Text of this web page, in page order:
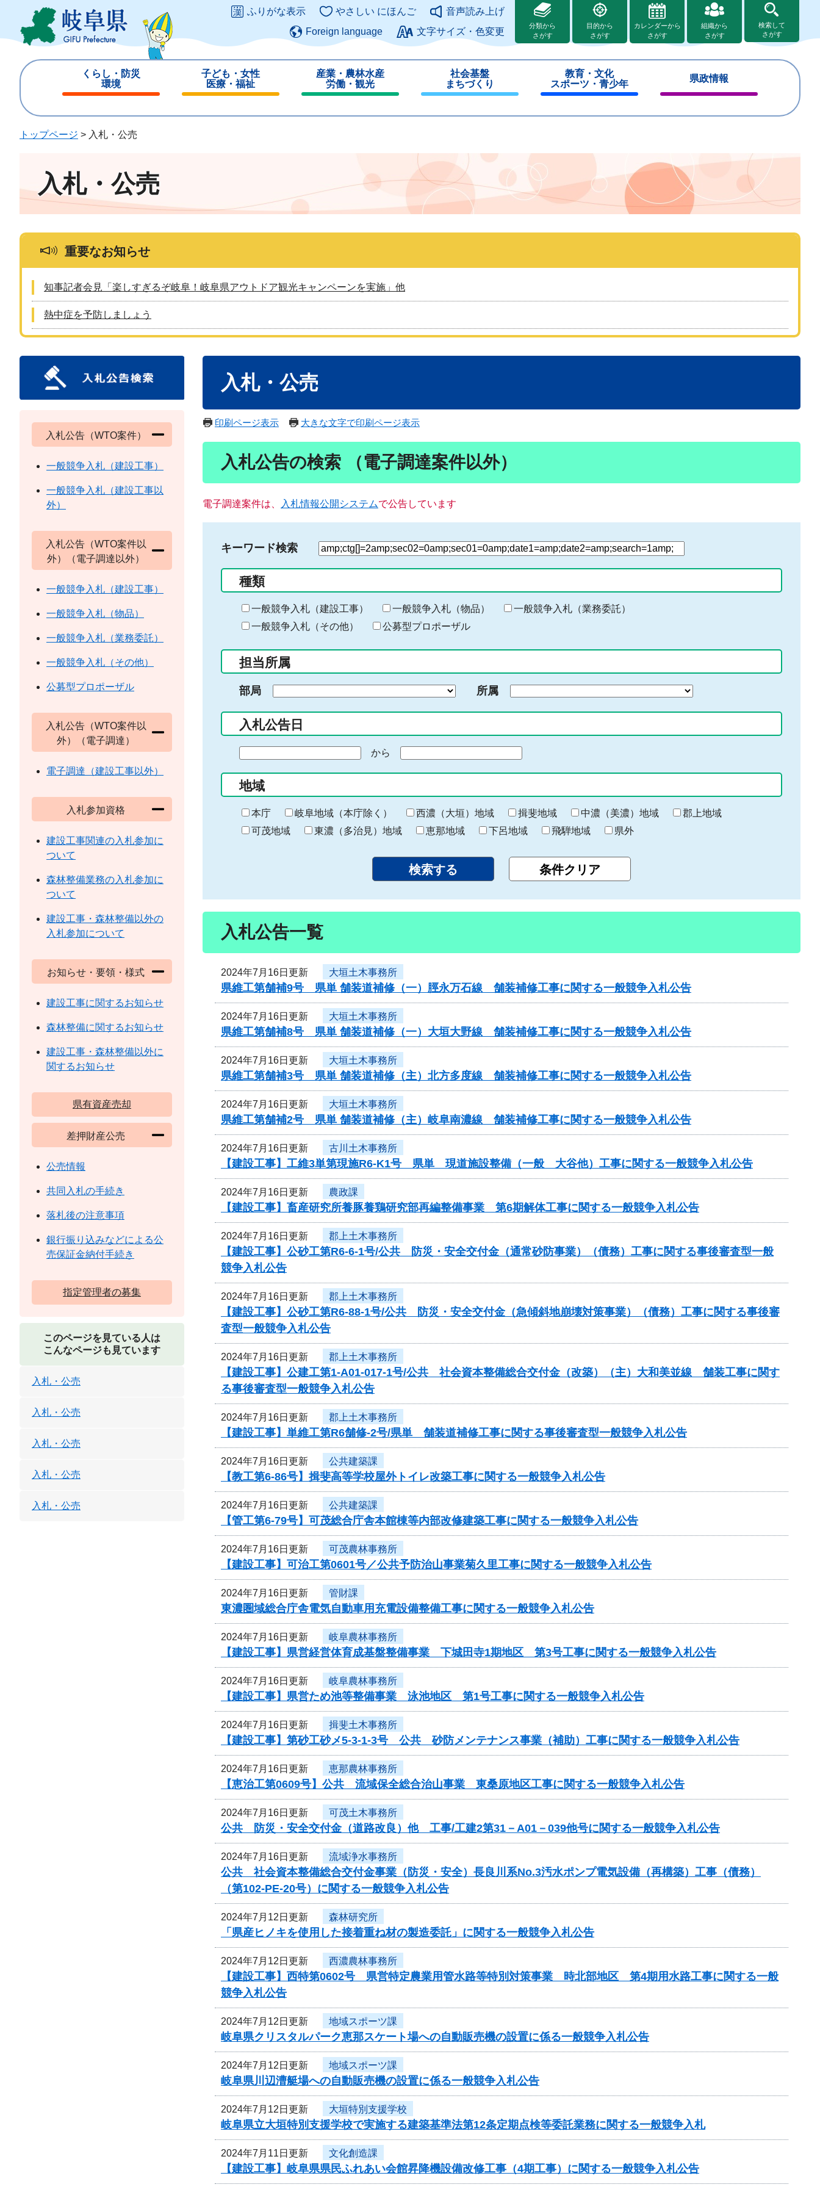
ジ
ュ
このページの本文へ
ふりがな表示 やさしい にほんご
音声読み上げ
Foreign language
文字サイズ・色変更
分類から
さがす
目的から
さがす
カレンダーから
さがす
組織から
さがす
検索して
さがす
くらし・防災
環境
じ
子ども・女性
医療・福祉
じ
産業・農林水産
労働・観光
じ
社会基盤
まちづくり
じ
教育・文化
スポーツ・青少年
じ
県政情報
じ
トップページ > 入札・公売
入札・公売
重要なお知らせ
知事記者会見「楽しすぎるぞ岐阜！岐阜県アウトドア観光キャンペーンを実施」他
熱中症を予防しましょう
入札・公売
印刷ページ表示 大きな文字で印刷ページ表示
入札公告の検索 （電子調達案件以外）
電子調達案件は、 入札情報公開システムで公告しています
キーワード検索
検
る
キ
ー
ー
入
力
種類
一般競争入札（建設工事） 一般競争入札（物品）
一般競争入札（業務委託）
一般競争入札（その他）
公募型プロポーザル
担当所属
部局 所属
入札公告日
の
始
ま
り
から
終
わ
り
地域
本庁 岐阜地域（本庁除く） 西濃（大垣）地域 揖斐地域 中濃（美濃）地域
郡上地域
可茂地域
東濃（多治見）地域 恵那地域 下呂地域 飛騨地域 県外
入札公告一覧
2024年7月16日更新 大垣土木事務所
県維工第舗補9号 県単 舗装道補修（一）脛永万石線 舗装補修工事に関する一般競争入札公告
2024年7月16日更新 大垣土木事務所
県維工第舗補8号 県単 舗装道補修（一）大垣大野線 舗装補修工事に関する一般競争入札公告
2024年7月16日更新 大垣土木事務所
県維工第舗補3号 県単 舗装道補修（主）北方多度線 舗装補修工事に関する一般競争入札公告
2024年7月16日更新 大垣土木事務所
県維工第舗補2号 県単 舗装道補修（主）岐阜南濃線 舗装補修工事に関する一般競争入札公告
2024年7月16日更新 古川土木事務所
【建設工事】工維3単第現施R6-K1号 県単 現道施設整備（一般 大谷他）工事に関する一般競争入札公告
2024年7月16日更新 農政課
【建設工事】畜産研究所養豚養鶏研究部再編整備事業 第6期解体工事に関する一般競争入札公告
2024年7月16日更新 郡上土木事務所
【建設工事】公砂工第R6-6-1号/公共 防災・安全交付金（通常砂防事業）（債務）工事に関する事後審査型一般
競争入札公告
2024年7月16日更新 郡上土木事務所
【建設工事】公砂工第R6-88-1号/公共 防災・安全交付金（急傾斜地崩壊対策事業）（債務）工事に関する事後審
査型一般競争入札公告
2024年7月16日更新 郡上土木事務所
【建設工事】公建工第1-A01-017-1号/公共 社会資本整備総合交付金（改築）（主）大和美並線 舗装工事に関す
る事後審査型一般競争入札公告
2024年7月16日更新 郡上土木事務所
【建設工事】単維工第R6舗修-2号/県単 舗装道補修工事に関する事後審査型一般競争入札公告
2024年7月16日更新 公共建築課
【教工第6-86号】揖斐高等学校屋外トイレ改築工事に関する一般競争入札公告
2024年7月16日更新 公共建築課
【管工第6-79号】可茂総合庁舎本館棟等内部改修建築工事に関する一般競争入札公告
2024年7月16日更新 可茂農林事務所
【建設工事】可治工第0601号／公共予防治山事業菊久里工事に関する一般競争入札公告
2024年7月16日更新 管財課
東濃圏域総合庁舎電気自動車用充電設備整備工事に関する一般競争入札公告
2024年7月16日更新 岐阜農林事務所
【建設工事】県営経営体育成基盤整備事業 下城田寺1期地区 第3号工事に関する一般競争入札公告
2024年7月16日更新 岐阜農林事務所
【建設工事】県営ため池等整備事業 泳池地区 第1号工事に関する一般競争入札公告
2024年7月16日更新 揖斐土木事務所
【建設工事】第砂工砂メ5-3-1-3号 公共 砂防メンテナンス事業（補助）工事に関する一般競争入札公告
2024年7月16日更新 恵那農林事務所
【恵治工第0609号】公共 流域保全総合治山事業 東桑原地区工事に関する一般競争入札公告
2024年7月16日更新 可茂土木事務所
公共 防災・安全交付金（道路改良）他 工事/工建2第31－A01－039他号に関する一般競争入札公告
2024年7月16日更新 流域浄水事務所
公共 社会資本整備総合交付金事業（防災・安全）長良川系No.3汚水ポンプ電気設備（再構築）工事（債務）
（第102-PE-20号）に関する一般競争入札公告
2024年7月12日更新 森林研究所
「県産ヒノキを使用した接着重ね材の製造委託」に関する一般競争入札公告
2024年7月12日更新 西濃農林事務所
【建設工事】西特第0602号 県営特定農業用管水路等特別対策事業 時北部地区 第4期用水路工事に関する一般
競争入札公告
2024年7月12日更新 地域スポーツ課
岐阜県クリスタルパーク恵那スケート場への自動販売機の設置に係る一般競争入札公告
2024年7月12日更新 地域スポーツ課
岐阜県川辺漕艇場への自動販売機の設置に係る一般競争入札公告
2024年7月12日更新 大垣特別支援学校
岐阜県立大垣特別支援学校で実施する建築基準法第12条定期点検等委託業務に関する一般競争入札
2024年7月11日更新 文化創造課
【建設工事】岐阜県県民ふれあい会館昇降機設備改修工事（4期工事）に関する一般競争入札公告
入札公告（WTO案件）
一般競争入札（建設工事）
一般競争入札（建設工事以
外）
入札公告（WTO案件以
外）（電子調達以外）
一般競争入札（建設工事）
一般競争入札（物品）
一般競争入札（業務委託）
一般競争入札（その他）
公募型プロポーザル
入札公告（WTO案件以
外）（電子調達）
電子調達（建設工事以外）
入札参加資格
建設工事関連の入札参加に
ついて
森林整備業務の入札参加に
ついて
建設工事・森林整備以外の
入札参加について
お知らせ・要領・様式
建設工事に関するお知らせ
森林整備に関するお知らせ
建設工事・森林整備以外に
関するお知らせ
県有資産売却
差押財産公売
公売情報
共同入札の手続き
落札後の注意事項
銀行振り込みなどによる公
売保証金納付手続き
指定管理者の募集
このページを見ている人は
こんなページも見ています
入札・公売
入札・公売
入札・公売
入札・公売
入札・公売